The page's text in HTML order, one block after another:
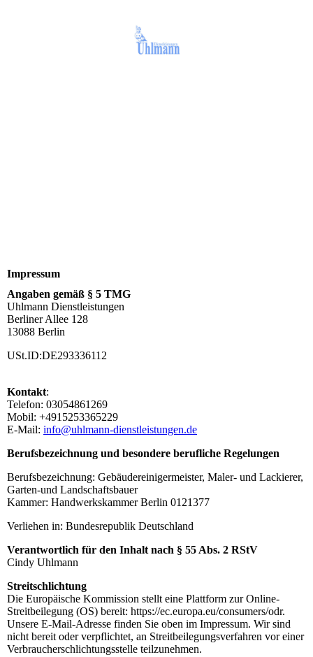
Impressum
Angaben gemäß § 5 TMG
Uhlmann Dienstleistungen
Berliner Allee 128
13088 Berlin
USt.ID:DE293336112
Kontakt:
Telefon: 03054861269
Mobil: +4915253365229
E-Mail: info@uhlmann-dienstleistungen.de
Berufsbezeichnung und besondere berufliche Regelungen
Berufsbezeichnung: Gebäudereinigermeister, Maler- und Lackierer,
Garten-und Landschaftsbauer
Kammer: Handwerkskammer Berlin 0121377
Verliehen in: Bundesrepublik Deutschland
Verantwortlich für den Inhalt nach § 55 Abs. 2 RStV
Cindy Uhlmann
Streitschlichtung
Die Europäische Kommission stellt eine Plattform zur Online-
Streitbeilegung (OS) bereit: https://ec.europa.eu/consumers/odr.
Unsere E-Mail-Adresse finden Sie oben im Impressum. Wir sind
nicht bereit oder verpflichtet, an Streitbeilegungsverfahren vor einer
Verbraucherschlichtungsstelle teilzunehmen.